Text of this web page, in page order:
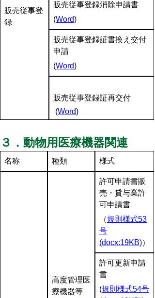
販売従事登
録
販売従事登録消除申請書
(Word)
販売従事登録証書換え交付
申請
(Word)
販売従事登録証再交付
(Word)
３．動物用医療機器関連
名称 種類 様式
高度管理医
療機器等
許可申請書販
売・貸与業許
可申請書
（規則様式53
号
(docx:19KB)）
許可更新申請
書
(規則様式54号